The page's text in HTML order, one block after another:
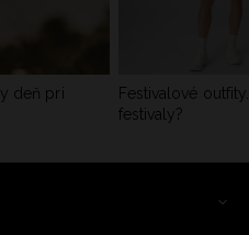
deň pri
Festivalové
festivaly?